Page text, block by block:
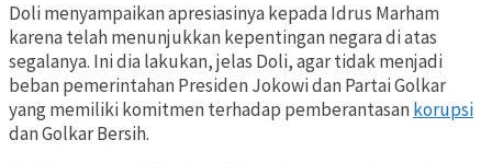
Doli menyampaikan apresiasinya kepada Idrus Marham
karena telah menunjukkan kepentingan negara di atas
segalanya. Ini dia lakukan, jelas Doli, agar tidak menjadi
beban pemerintahan Presiden Jokowi dan Partai Golkar
yang memiliki komitmen terhadap pemberantasankorupsi
dan Golkar Bersih.